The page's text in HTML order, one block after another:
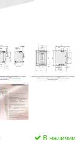
диэлектрические
В наличии